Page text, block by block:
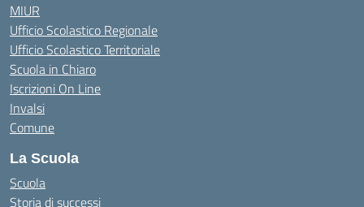
MIUR
Ufficio Scolastico Regionale
Ufficio Scolastico Territoriale
Scuola in Chiaro
Iscrizioni On Line
Invalsi
Comune
La Scuola
Scuola
Storia di successi